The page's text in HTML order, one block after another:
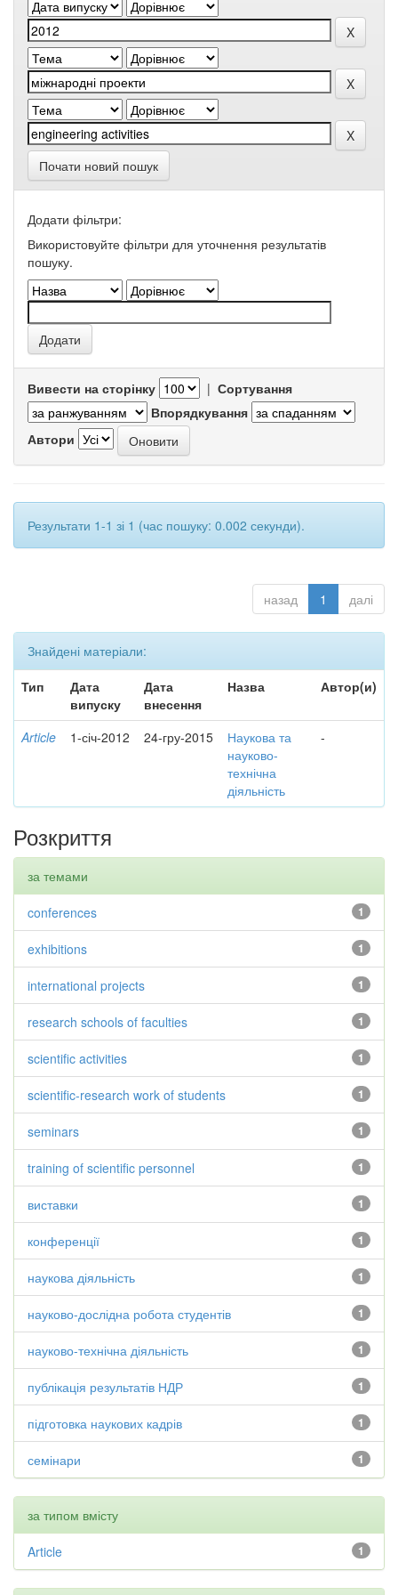
Почати новий пошук
Додати фільтри:
Використовуйте фільтри для уточнення результатів
пошуку.
Вивести на сторінку | Сортування
Впорядкування
Автори
Результати 1-1 зі 1 (час пошуку: 0.002 секунди).
назад 1 далі
Знайдені матеріали:
Тип
Дата
випуску
Дата
внесення
Назва Автор(и)
Article 1-січ-2012 24-гру-2015
Наукова та
науково-
технічна
діяльність
-
Розкриття
за темами
1
conferences
1
exhibitions
1
international projects
1
research schools of faculties
1
scientific activities
1
scientific-research work of students
1
seminars
1
training of scientific personnel
1
виставки
1
конференції
1
наукова діяльність
1
науково-дослідна робота студентів
1
науково-технічна діяльність
1
публікація результатів НДР
1
підготовка наукових кадрів
1
семінари
за типом вмісту
1
Article